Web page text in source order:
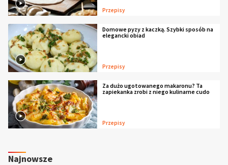
Przepisy
Domowe pyzy z kaczką. Szybki sposób na
elegancki obiad
Przepisy
Za dużo ugotowanego makaronu? Ta
zapiekanka zrobi z niego kulinarne cudo
Przepisy
Najnowsze